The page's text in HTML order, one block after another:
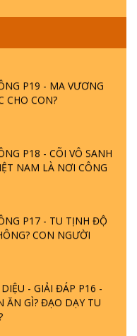
LÀ AI? PHIỀN NÃO
CHO CON?
NAM LÀ NƠI CÔNG
CON NGƯỜI
ĂN GÌ? ĐẠO DẠY TU